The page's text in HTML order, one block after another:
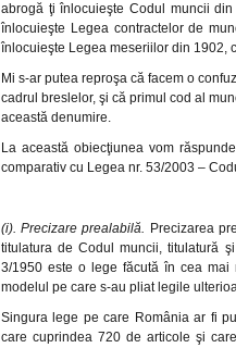
abrogă ţi înlocuieşte Codul muncii
înlocuieşte Legea contractelor de
înlocuieşte Legea meseriilor din 1902,
Mi s-ar putea reproşa că facem o
cadrul breslelor, şi că primul cod al
această denumire.
La această obiecţiunea vom
comparativ cu Legea nr. 53/2003 –
(i). Precizare prealabilă. Precizarea
titulatura de Codul muncii, titulatură
3/1950 este o lege făcută în cea mai
modelul pe care s-au pliat legile
Singura lege pe care România ar fi
care cuprindea 720 de articole şi